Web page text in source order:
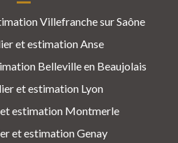
Villefranche sur Saône
et estimation Anse
Belleville en Beaujolais
et estimation Lyon
estimation Montmerle
et estimation Genay